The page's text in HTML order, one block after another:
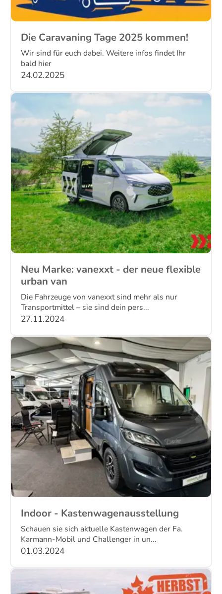
Die Caravaning Tage 2025 kommen!
Wir sind für euch dabei. Weitere infos findet Ihr
bald hier
24.02.2025
Neu Marke: vanexxt - der neue flexible
urban van
Die Fahrzeuge von vanexxt sind mehr als nur
Transportmittel – sie sind dein pers...
27.11.2024
Indoor - Kastenwagenausstellung
Schauen sie sich aktuelle Kastenwagen der Fa.
Karmann-Mobil und Challenger in un...
01.03.2024